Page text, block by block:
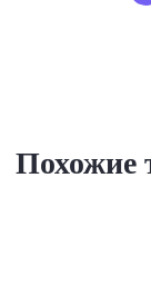
Похожие